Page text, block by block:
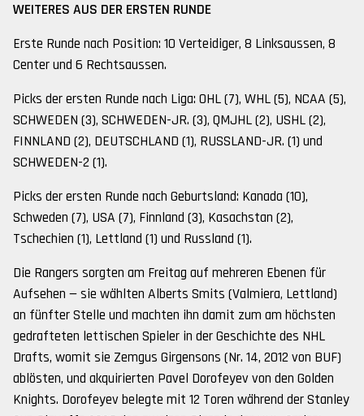
WEITERES AUS DER ERSTEN RUNDE
Erste Runde nach Position: 10 Verteidiger, 8 Linksaussen, 8
Center und 6 Rechtsaussen.
Picks der ersten Runde nach Liga: OHL (7), WHL (5), NCAA (5),
SCHWEDEN (3), SCHWEDEN-JR. (3), QMJHL (2), USHL (2),
FINNLAND (2), DEUTSCHLAND (1), RUSSLAND-JR. (1) und
SCHWEDEN-2 (1).
Picks der ersten Runde nach Geburtsland: Kanada (10),
Schweden (7), USA (7), Finnland (3), Kasachstan (2),
Tschechien (1), Lettland (1) und Russland (1).
Die Rangers sorgten am Freitag auf mehreren Ebenen für
Aufsehen — sie wählten Alberts Smits (Valmiera, Lettland)
an fünfter Stelle und machten ihn damit zum am höchsten
gedrafteten lettischen Spieler in der Geschichte des NHL
Drafts, womit sie Zemgus Girgensons (Nr. 14, 2012 von BUF)
ablösten, und akquirierten Pavel Dorofeyev von den Golden
Knights. Dorofeyev belegte mit 12 Toren während der Stanley